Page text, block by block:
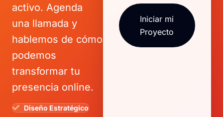
activo. Agenda
una llamada y
hablemos de cómo
podemos
transformar tu
presencia online.
Diseño Estratégico
Iniciar mi
Proyecto